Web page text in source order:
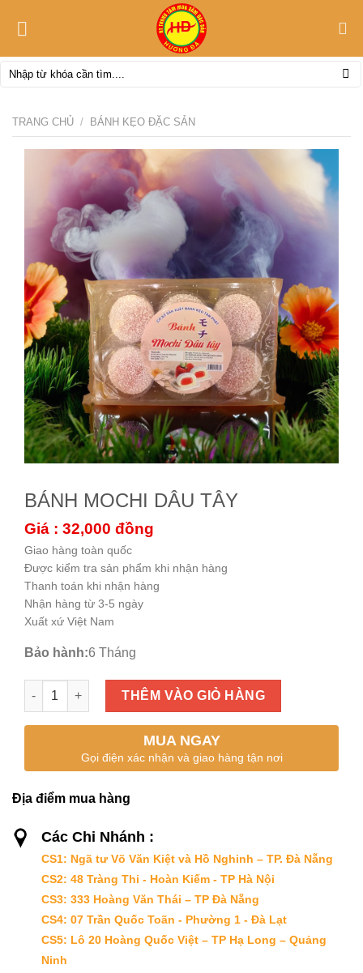
Tìm
kiếm:
TRANG CHỦ / BÁNH KẸO ĐẶC SẢN
BÁNH MOCHI DÂU TÂY
Giá : 32,000 đồng
Giao hàng toàn quốc
Được kiểm tra sản phẩm khi nhận hàng
Thanh toán khi nhận hàng
Nhận hàng từ 3-5 ngày
Xuất xứ Việt Nam
Bảo hành:6 Tháng
BÁNH MOCHI DÂU TÂY số lượng
THÊM VÀO GIỎ HÀNG
MUA NGAY
Gọi điện xác nhận và giao hàng tận nơi
Địa điểm mua hàng
Các Chi Nhánh :
CS1: Ngã tư Võ Văn Kiệt và Hồ Nghinh – TP. Đà Nẵng
CS2: 48 Tràng Thi - Hoàn Kiếm - TP Hà Nội
CS3: 333 Hoàng Văn Thái – TP Đà Nẵng
CS4: 07 Trần Quốc Toãn - Phường 1 - Đà Lạt
CS5: Lô 20 Hoàng Quốc Việt – TP Hạ Long – Quảng
Ninh